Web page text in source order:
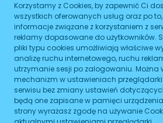
WIĘCEJ
Dojazd
Tramwaj
Autobus
Metro
Korzystamy z Cookies, by zapewnić Ci
wszystkich oferowanych usług oraz po
informacje związane z korzystaniem z
reklamy dopasowane do użytkowników.
pliki typu cookies umożliwiają właściwe
analizę ruchu internetowego, ruchu
utrzymanie sesji po zalogowaniu. Można
mechanizm w ustawieniach
serwisu bez zmiany ustawień
będą one zapisane w pamięci
strony wyrażasz zgodę na używanie